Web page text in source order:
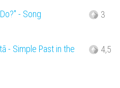
- Song 3
- Simple Past in the
4,5